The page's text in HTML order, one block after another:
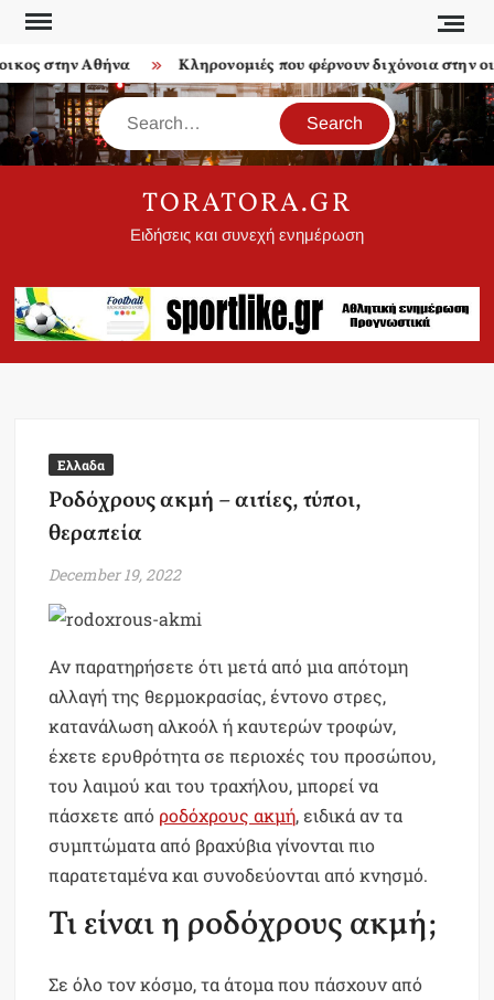
Skip
content
στην Αθήνα Κληρονομιές που φέρνουν διχόνοια στην
Search
TORATORA.GR
Ειδήσεις και συνεχή ενημέρωση
Ελλαδα
Ροδόχρους ακμή – αιτίες, τύποι,
θεραπεία
December 19, 2022
Αν παρατηρήσετε ότι μετά από μια απότομη
αλλαγή της θερμοκρασίας, έντονο στρες,
κατανάλωση αλκοόλ ή καυτερών τροφών,
έχετε ερυθρότητα σε περιοχές του προσώπου,
του λαιμού και του τραχήλου, μπορεί να
πάσχετε από ροδόχρους ακμή, ειδικά αν τα
συμπτώματα από βραχύβια γίνονται πιο
παρατεταμένα και συνοδεύονται από κνησμό.
Τι είναι η ροδόχρους ακμή;
Σε όλο τον κόσμο, τα άτομα που πάσχουν από